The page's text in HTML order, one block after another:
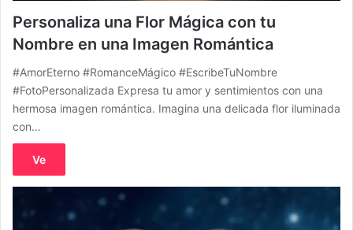
Personaliza una Flor Mágica con tu
Nombre en una Imagen Romántica
#AmorEterno #RomanceMágico #EscribeTuNombre
#FotoPersonalizada Expresa tu amor y sentimientos con una
hermosa imagen romántica. Imagina una delicada flor iluminada
con…
Ve